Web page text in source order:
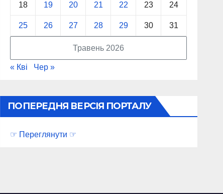
Травень 2026
18 19 20 21 22 23 24
25 26 27 28 29 30 31
« Кві Чер »
ПОПЕРЕДНЯ ВЕРСІЯ ПОРТАЛУ
☞ Переглянути ☞